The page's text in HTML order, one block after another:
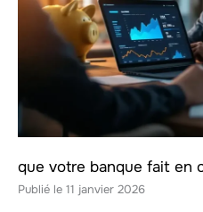
que votre banque fait en
11 janvier 2026